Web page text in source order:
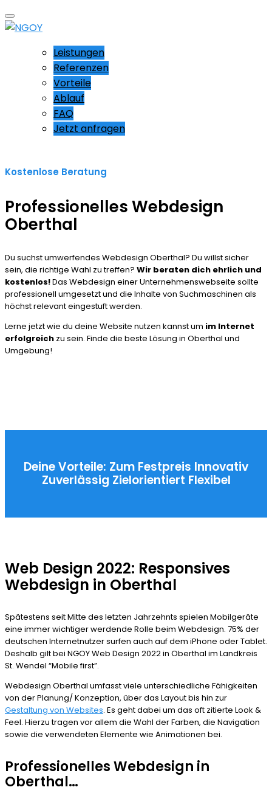
Leistungen
Referenzen
Vorteile
Ablauf
FAQ
Jetzt anfragen
Kostenlose Beratung
Professionelles Webdesign
Oberthal
Du suchst umwerfendes Webdesign Oberthal? Du willst sicher
sein, die richtige Wahl zu treffen? Wir beraten dich ehrlich und
kostenlos!Das Webdesign einer Unternehmenswebseite sollte
professionell umgesetzt und die Inhalte von Suchmaschinen als
höchst relevant eingestuft werden.
Lerne jetzt wie du deine Website nutzen kannst um im Internet
erfolgreich zu sein. Finde die beste Lösung in Oberthal und
Umgebung!
Deine Vorteile: Zum Festpreis Innovativ
Zuverlässig Zielorientiert Flexibel
Web Design 2022: Responsives
Webdesign in Oberthal
Spätestens seit Mitte des letzten Jahrzehnts spielen Mobilgeräte
eine immer wichtiger werdende Rolle beim Webdesign. 75% der
deutschen Internetnutzer surfen auch auf dem iPhone oder Tablet.
Deshalb gilt bei NGOY Web Design 2022 in Oberthal im Landkreis
St. Wendel “Mobile first”.
Webdesign Oberthal umfasst viele unterschiedliche Fähigkeiten
von der Planung/ Konzeption, über das Layout bis hin zur
Gestaltung von Websites. Es geht dabei um das oft zitierte Look &
Feel. Hierzu tragen vor allem die Wahl der Farben, die Navigation
sowie die verwendeten Elemente wie Animationen bei.
Professionelles Webdesign in
Oberthal…